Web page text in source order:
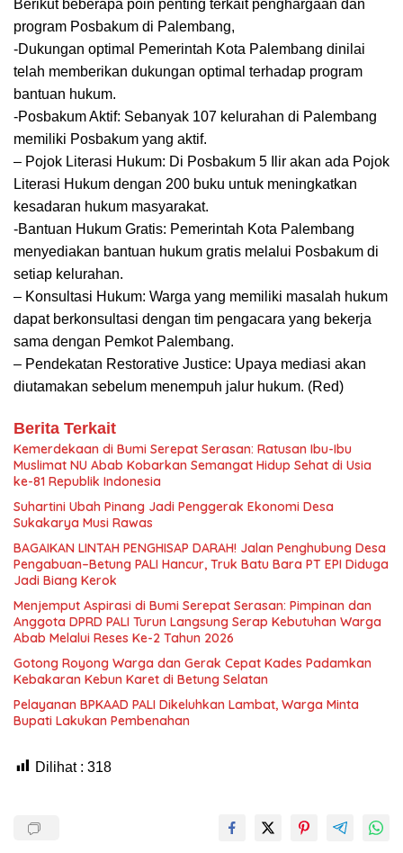
Berikut beberapa poin penting terkait penghargaan dan
program Posbakum di Palembang,
-Dukungan optimal Pemerintah Kota Palembang dinilai
telah memberikan dukungan optimal terhadap program
bantuan hukum.
-Posbakum Aktif: Sebanyak 107 kelurahan di Palembang
memiliki Posbakum yang aktif.
– Pojok Literasi Hukum: Di Posbakum 5 Ilir akan ada Pojok
Literasi Hukum dengan 200 buku untuk meningkatkan
kesadaran hukum masyarakat.
-Bantuan Hukum Gratis: Pemerintah Kota Palembang
menyediakan bantuan hukum gratis melalui Posbakum di
setiap kelurahan.
– Konsultasi Hukum: Warga yang memiliki masalah hukum
dapat berkonsultasi dengan tim pengacara yang bekerja
sama dengan Pemkot Palembang.
– Pendekatan Restorative Justice: Upaya mediasi akan
diutamakan sebelum menempuh jalur hukum. (Red)
Berita Terkait
Kemerdekaan di Bumi Serepat Serasan: Ratusan Ibu-Ibu
Muslimat NU Abab Kobarkan Semangat Hidup Sehat di Usia
ke-81 Republik Indonesia
Suhartini Ubah Pinang Jadi Penggerak Ekonomi Desa
Sukakarya Musi Rawas
BAGAIKAN LINTAH PENGHISAP DARAH! Jalan Penghubung Desa
Pengabuan–Betung PALI Hancur, Truk Batu Bara PT EPI Diduga
Jadi Biang Kerok
Menjemput Aspirasi di Bumi Serepat Serasan: Pimpinan dan
Anggota DPRD PALI Turun Langsung Serap Kebutuhan Warga
Abab Melalui Reses Ke-2 Tahun 2026
Gotong Royong Warga dan Gerak Cepat Kades Padamkan
Kebakaran Kebun Karet di Betung Selatan
Pelayanan BPKAAD PALI Dikeluhkan Lambat, Warga Minta
Bupati Lakukan Pembenahan
Dilihat : 318